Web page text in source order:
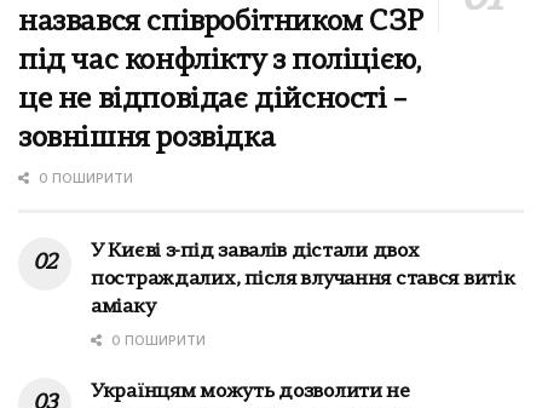
назвався співробітником СЗР
під час конфлікту з поліцією,
це не відповідає дійсності –
зовнішня розвідка
0 ПОШИРИТИ
У Києві з-під завалів дістали двох
постраждалих, після влучання стався витік
аміаку
0 ПОШИРИТИ
Українцям можуть дозволити не